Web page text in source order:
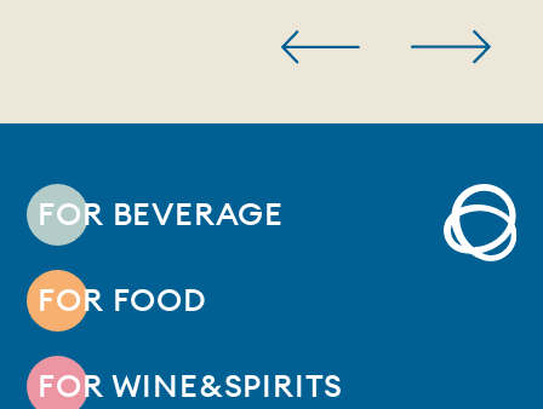
FOR BEVERAGE
FOR FOOD
FOR WINE&SPIRITS